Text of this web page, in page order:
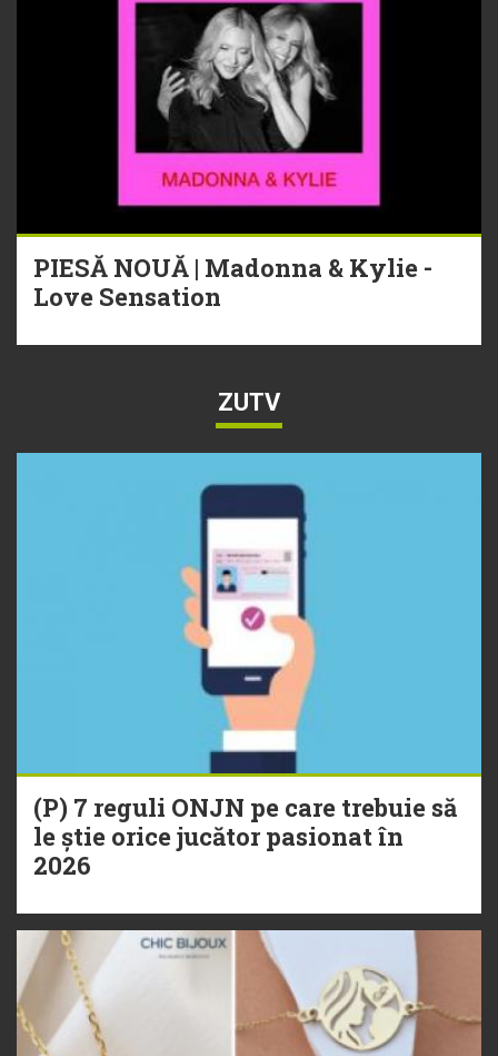
PIESĂ NOUĂ | Madonna & Kylie -
Love Sensation
ZUTV
(P) 7 reguli ONJN pe care trebuie să
le știe orice jucător pasionat în
2026